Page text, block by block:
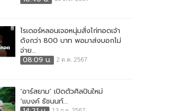
ไรเดอร์หลอนเจอหนุ่มสั่งไก่ทอดเจ้า
ดังกว่า 800 บาท พอมาส่งบอกไม่
จ่าย...
08:09 น.
2 ต.ค. 2567
‘อาร์สยาม’ เปิดตัวศิลปินใหม่
‘แบงค์ ธัชนนท์...